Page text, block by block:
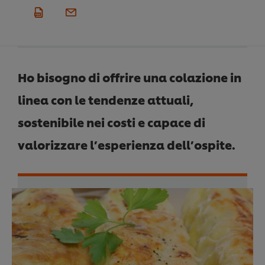
Ho bisogno di offrire una colazione in
linea con le tendenze attuali,
sostenibile nei costi e capace di
valorizzare l’esperienza dell’ospite.